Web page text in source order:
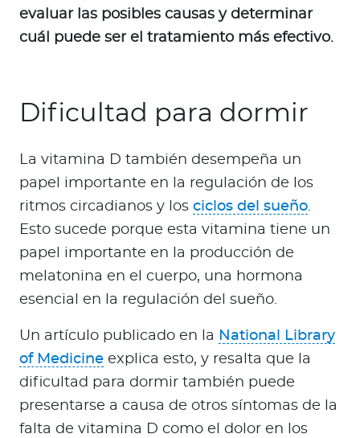
evaluar las posibles causas y determinar
cuál puede ser el tratamiento más efectivo.
Dificultad para dormir
La vitamina D también desempeña un
papel importante en la regulación de los
ritmos circadianos y los ciclos del sueño.
Esto sucede porque esta vitamina tiene un
papel importante en la producción de
melatonina en el cuerpo, una hormona
esencial en la regulación del sueño.
Un artículo publicado en la National Library
of Medicine explica esto, y resalta que la
dificultad para dormir también puede
presentarse a causa de otros síntomas de la
falta de vitamina D como el dolor en los